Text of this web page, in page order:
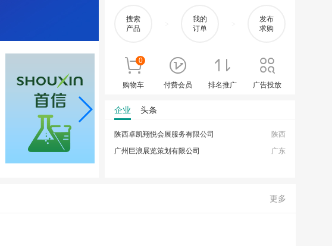
搜索
产品
我的
订单
发布
求购
0
购物车 付费会员 排名推广 广告投放
企业 头条
陕西
陕西卓凯翔悦会展服务有限公司
广东
广州巨浪展览策划有限公司
更多